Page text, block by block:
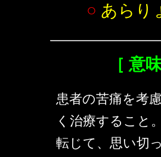
○ あらり
［ 意
患者の苦痛を考
く治療すること。
転じて、思い切